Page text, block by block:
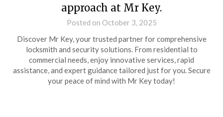
approach at Mr Key.
Posted on October 3, 2025
Discover Mr Key, your trusted partner for comprehensive
locksmith and security solutions. From residential to
commercial needs, enjoy innovative services, rapid
assistance, and expert guidance tailored just for you. Secure
your peace of mind with Mr Key today!